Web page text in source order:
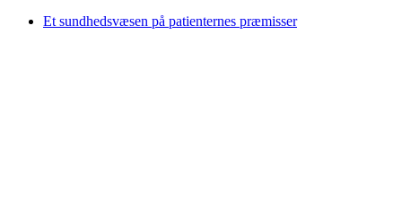
Et sundhedsvæsen på patienternes præmisser